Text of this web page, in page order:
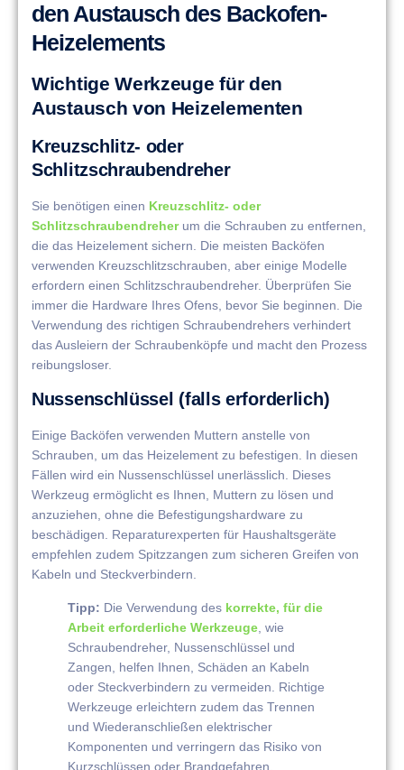
den Austausch des Backofen-
Heizelements
Wichtige Werkzeuge für den
Austausch von Heizelementen
Kreuzschlitz- oder
Schlitzschraubendreher
Sie benötigen einen Kreuzschlitz- oder
Schlitzschraubendreherum die Schrauben zu entfernen,
die das Heizelement sichern. Die meisten Backöfen
verwenden Kreuzschlitzschrauben, aber einige Modelle
erfordern einen Schlitzschraubendreher. Überprüfen Sie
immer die Hardware Ihres Ofens, bevor Sie beginnen. Die
Verwendung des richtigen Schraubendrehers verhindert
das Ausleiern der Schraubenköpfe und macht den Prozess
reibungsloser.
Nussenschlüssel (falls erforderlich)
Einige Backöfen verwenden Muttern anstelle von
Schrauben, um das Heizelement zu befestigen. In diesen
Fällen wird ein Nussenschlüssel unerlässlich. Dieses
Werkzeug ermöglicht es Ihnen, Muttern zu lösen und
anzuziehen, ohne die Befestigungshardware zu
beschädigen. Reparaturexperten für Haushaltsgeräte
empfehlen zudem Spitzzangen zum sicheren Greifen von
Kabeln und Steckverbindern.
Tipp: Die Verwendung des korrekte, für die
Arbeit erforderliche Werkzeuge , wie
Schraubendreher, Nussenschlüssel und
Zangen, helfen Ihnen, Schäden an Kabeln
oder Steckverbindern zu vermeiden. Richtige
Werkzeuge erleichtern zudem das Trennen
und Wiederanschließen elektrischer
Komponenten und verringern das Risiko von
Kurzschlüssen oder Brandgefahren.